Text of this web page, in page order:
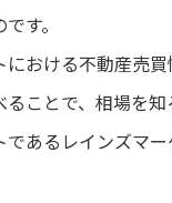
す。
おける不動産売
ことで、相場を知
であるレインズマ